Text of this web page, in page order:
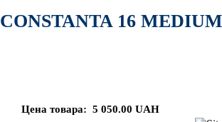
CONSTANTA 16
Цена товара: 5 050.00 UAH